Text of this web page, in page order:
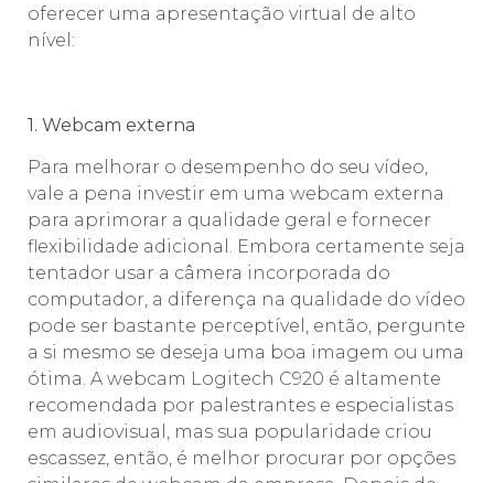
oferecer uma apresentação virtual de alto
nível:
1. Webcam externa
Para melhorar o desempenho do seu vídeo,
vale a pena investir em uma webcam externa
para aprimorar a qualidade geral e fornecer
flexibilidade adicional. Embora certamente seja
tentador usar a câmera incorporada do
computador, a diferença na qualidade do vídeo
pode ser bastante perceptível, então, pergunte
a si mesmo se deseja uma boa imagem ou uma
ótima. A webcam Logitech C920 é altamente
recomendada por palestrantes e especialistas
em audiovisual, mas sua popularidade criou
escassez, então, é melhor procurar por opções